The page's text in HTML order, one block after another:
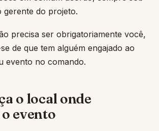
gerente do projeto.
precisa ser obrigatoriamente você,
de que tem alguém engajado ao
evento no comando.
o local onde
evento